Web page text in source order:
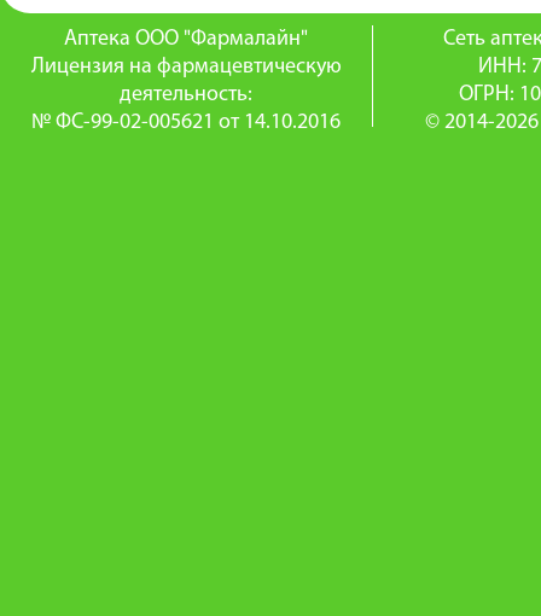
Аптека ООО "Фармалайн"
Лицензия на фармацевтическую
деятельность:
№ ФС-99-02-005621 от 14.10.2016
Сеть
ИНН:
ОГРН:
© 2014-